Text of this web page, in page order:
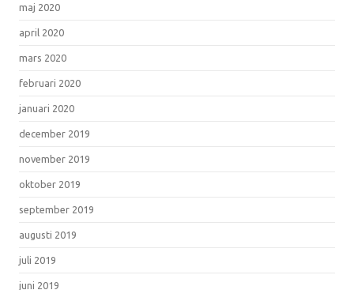
maj 2020
april 2020
mars 2020
februari 2020
januari 2020
december 2019
november 2019
oktober 2019
september 2019
augusti 2019
juli 2019
juni 2019